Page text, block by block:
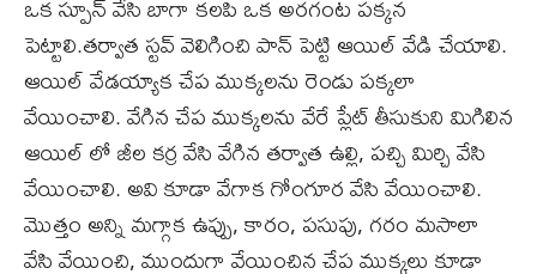
ఒక స్పూన్ వేసి బాగా కలపి ఒక అరగంట పక్కన
పెట్టాలి.తర్వాత స్టవ్ వెలిగించి పాన్ పెట్టి ఆయిల్ వేడి చేయాలి.
ఆయిల్ వేడయ్యాక చేప ముక్కలను రెండు పక్కలా
వేయించాలి. వేగిన చేప ముక్కలను వేరే ప్లేట్ తీసుకుని మిగిలిన
ఆయిల్ లో జీల కర్ర వేసి వేగిన తర్వాత ఉల్లి, పచ్చి మిర్చి వేసి
వేయించాలి. అవి కూడా వేగాక గోంగూర వేసి వేయించాలి.
మొత్తం అన్ని మగ్గాక ఉప్పు, కారం, పసుపు, గరం మసాలా
వేసి వేయించి, ముందుగా వేయించిన చేప ముక్కలు కూడా